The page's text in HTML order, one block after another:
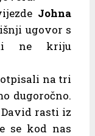
Johna
ugovor s
ne kriju
na tri
dugoročno.
rasti iz
se kod nas